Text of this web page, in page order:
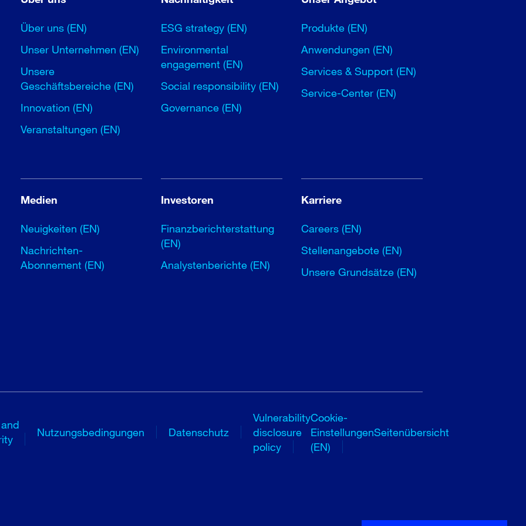
Über uns (EN)
Unser Unternehmen (EN)
Unsere
Geschäftsbereiche (EN)
Innovation (EN)
Veranstaltungen (EN)
ESG strategy (EN)
Environmental
engagement (EN)
Social responsibility (EN)
Governance (EN)
Produkte (EN)
Anwendungen (EN)
Services & Support (EN)
Service-Center (EN)
Medien
Neuigkeiten (EN)
Nachrichten-
Abonnement (EN)
Investoren
Finanzberichterstattung
(EN)
Analystenberichte (EN)
Karriere
Careers (EN)
Stellenangebote (EN)
Unsere Grundsätze (EN)
Nutzungsbedingungen Datenschutz
Vulnerability
disclosure
policy
Cookie-
Einstellungen
(EN)
Seitenübersicht